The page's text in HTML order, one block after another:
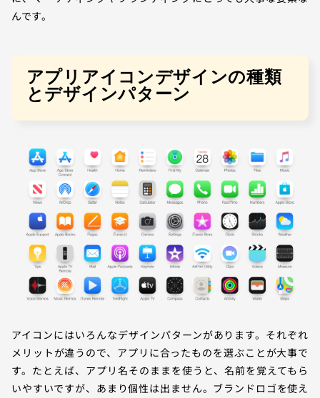
んです。
アプリアイコンデザインの種類
とデザインパターン
アイコンにはいろんなデザインパターンがあります。それぞれ
メリットが違うので、アプリに合ったものを選ぶことが大事で
す。たとえば、アプリ名そのままを使うと、名前を覚えてもら
いやすいですが、あまり個性は出ません。ブランドロゴを使え